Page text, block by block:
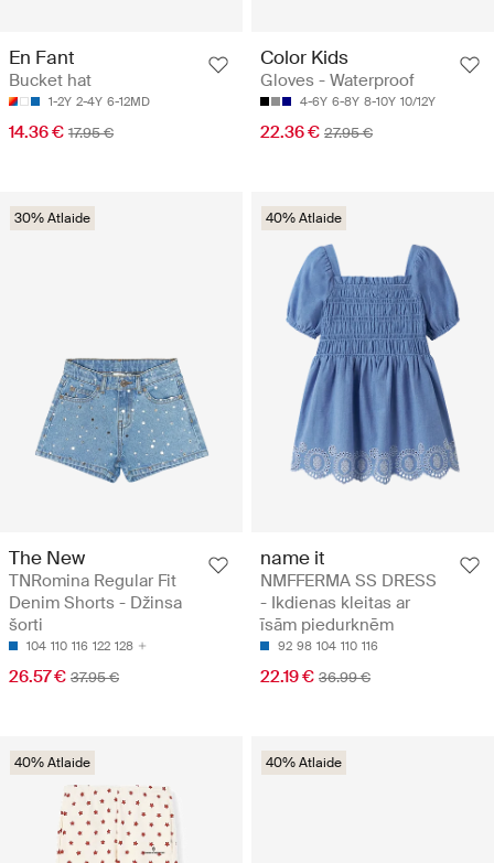
En Fant
Bucket hat
1-2Y 2-4Y 6-12MD
14.36 € 17.95 €
Color Kids
Gloves - Waterproof
4-6Y 6-8Y 8-10Y 10/12Y
22.36 € 27.95 €
30% Atlaide
The New
TNRomina Regular Fit
Denim Shorts - Džinsa
šorti
104 110 116 122 128
26.57 € 37.95 €
40% Atlaide
name it
NMFFERMA SS DRESS
- Ikdienas kleitas ar
īsām piedurknēm
92 98 104 110 116
22.19 € 36.99 €
40% Atlaide 40% Atlaide